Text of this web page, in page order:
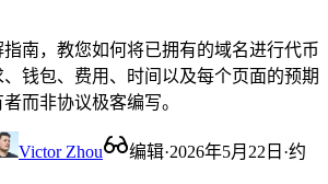
南，教您如何将已拥有的域名进行代币
钱包、费用、时间以及每个页面的预期
而非协议极客编写。
Victor Zhou 编辑·2026年5月22日 ·约